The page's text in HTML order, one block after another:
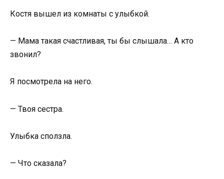
Костя вышел из комнаты с улыбкой.
— Мама такая счастливая, ты бы слышала… А кто
звонил?
Я посмотрела на него.
— Твоя сестра.
Улыбка сползла.
— Что сказала?